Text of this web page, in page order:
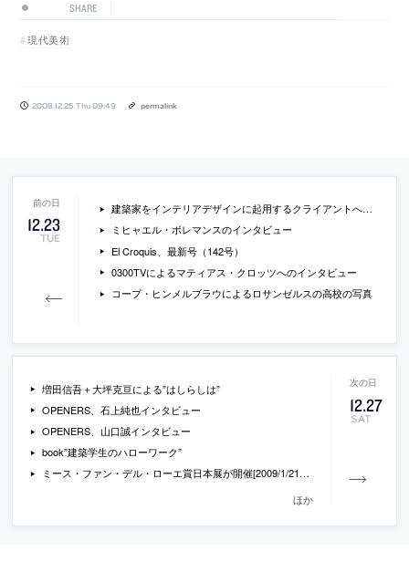
SHARE
現代美術
2008.12.25 Thu 09:49 permalink
12.23
TUE
建築家をインテリアデザインに起用するクライアントへのインタビュー
ミヒャエル・ボレマンスのインタビュー
El Croquis、最新号（142号）
0300TVによるマティアス・クロッツへのインタビュー
コープ・ヒンメルブラウによるロサンゼルスの高校の写真
12.27
SAT
増田信吾＋大坪克亘による”はしらしは”
OPENERS、石上純也インタビュー
OPENERS、山口誠インタビュー
book”建築学生のハローワーク”
ミース・ファン・デル・ローエ賞日本展が開催[2009/1/21-2/11]
ほか